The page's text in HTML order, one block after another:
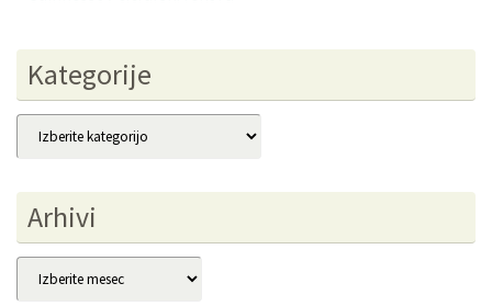
Kategorije
Kategorije
Arhivi
Arhivi